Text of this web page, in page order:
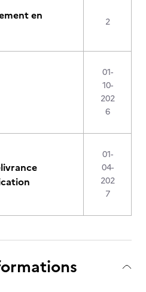
en
2
01-
10-
202
6
01-
04-
202
7